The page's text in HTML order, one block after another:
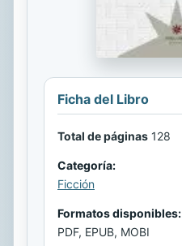
Ficha del Libro
Total de páginas 128
Categoría:
Ficción
Formatos disponibles:
PDF, EPUB, MOBI